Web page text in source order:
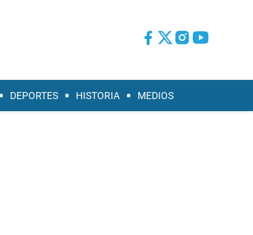
DEPORTES HISTORIA MEDIOS